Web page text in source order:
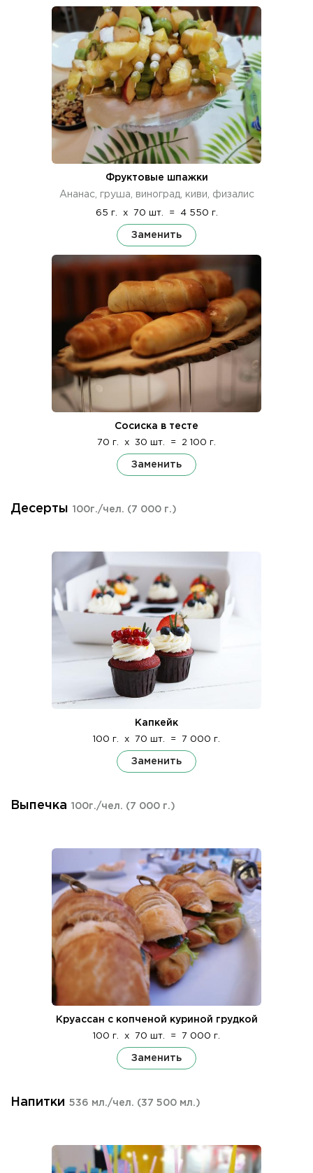
Фруктовые шпажки
Ананас, груша, виноград, киви, физалис
65 г. x 70 шт. = 4 550 г.
Заменить
Сосиска в тесте
70 г. x 30 шт. = 2 100 г.
Заменить
Десерты 100г./чел. (7 000 г.)
Капкейк
100 г. x 70 шт. = 7 000 г.
Заменить
Выпечка 100г./чел. (7 000 г.)
Круассан с копченой куриной грудкой
100 г. x 70 шт. = 7 000 г.
Заменить
Напитки 536 мл./чел. (37 500 мл.)